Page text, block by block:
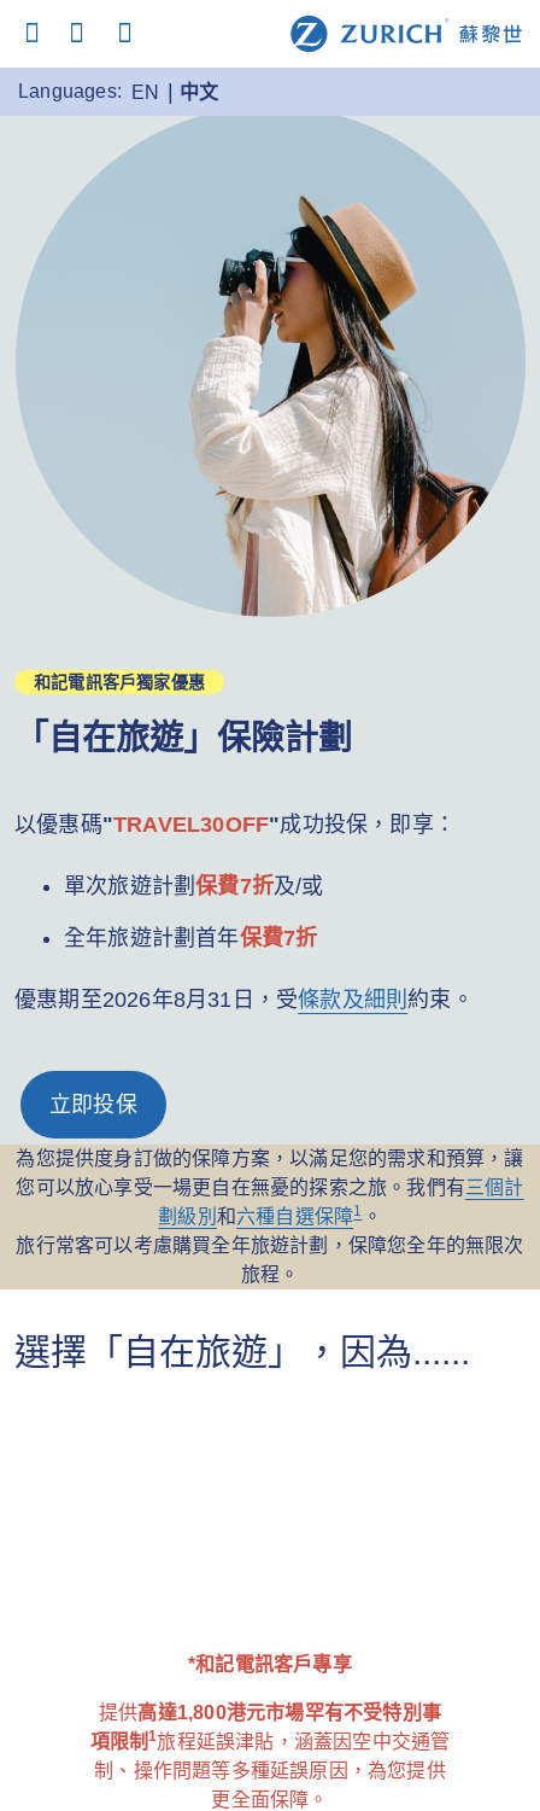
Languages: EN 中文
和記電訊客戶獨家優惠
「自在旅遊」保險計劃
以優惠碼"TRAVEL30OFF"成功投保，即享：
單次旅遊計劃保費7折及/或
全年旅遊計劃首年保費7折
優惠期至2026年8月31日，受條款及細則 約束。
立即投保
為您提供度身訂做的保障方案，以滿足您的需求和預算，讓
您可以放心享受一場更自在無憂的探索之旅。我們有三個計
劃級別 和六種自選保障1。
旅行常客可以考慮購買全年旅遊計劃，保障您全年的無限次
旅程。
選擇「自在旅遊」，因為......
*和記電訊客戶專享
提供高達1,800港元市場罕有不受特別事
項限制1旅程延誤津貼，涵蓋因空中交通管
制、操作問題等多種延誤原因，為您提供
更全面保障。